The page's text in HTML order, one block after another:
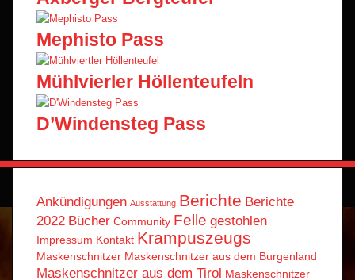
Mephisto Pass
Mühlvierler Höllenteufeln
D’Windensteg Pass
Ankündigungen Ausstattung Berichte Berichte
2022 Bücher Community Felle gestohlen
Impressum Kontakt Krampuszeugs
Maskenschnitzer Maskenschnitzer aus dem Burgenland
Maskenschnitzer aus dem Tirol Maskenschnitzer